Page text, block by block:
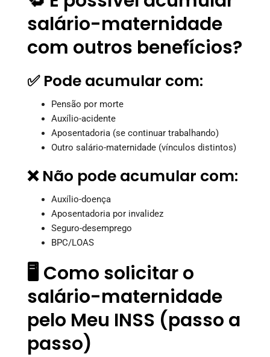
salário-maternidade
com outros benefícios?
✅ Pode acumular com:
Pensão por morte
Auxílio-acidente
Aposentadoria (se continuar trabalhando)
Outro salário-maternidade (vínculos distintos)
❌ Não pode acumular com:
Auxílio-doença
Aposentadoria por invalidez
Seguro-desemprego
BPC/LOAS
🖥️ Como solicitar o
salário-maternidade
pelo Meu INSS (passo a
passo)